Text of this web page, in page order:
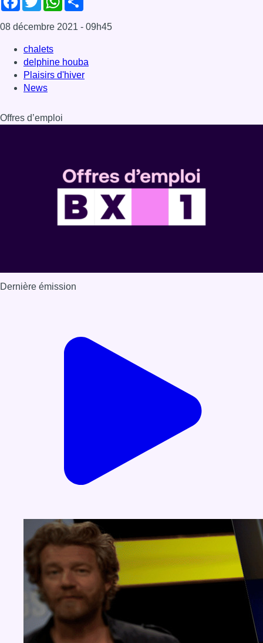
08 décembre 2021 - 09h45
chalets
delphine houba
Plaisirs d'hiver
News
Offres d’emploi
Dernière émission